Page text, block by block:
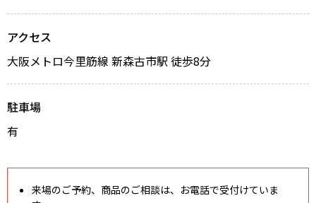
アクセス
大阪メトロ今里筋線 新森古市駅 徒歩8分
駐車場
有
来場のご予約、商品のご相談は、お電話で受付けていま